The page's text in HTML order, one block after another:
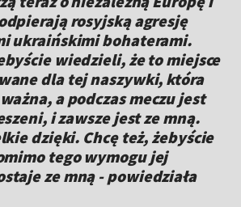
rosyjską agresję
ukraińskimi bohaterami.
wiedzieli, że to miejsce
dla tej naszywki, która
a podczas meczu jest
i zawsze jest ze mną.
dzięki. Chcę też, żebyście
tego wymogu jej
ze mną - powiedziała